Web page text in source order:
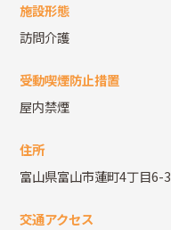
施設形態
訪問介護
受動喫煙防止措置
屋内禁煙
住所
富山県富山市蓮町4丁目6-3
交通アクセス